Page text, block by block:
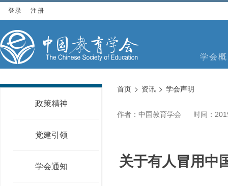
登录 注册
学会
政策精神
党建引领
学会通知
首页 资讯 学会声明
作者：中国教育学会 时间：
关于有人冒用中